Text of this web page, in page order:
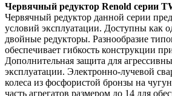
Червячный редуктор Renold серии
Червячный редуктор данной серии
условий эксплуатации. Доступны как
двойные редукторы. Разнообразие
обеспечивает гибкость конструкции
Дополнительная защита для
эксплуатации. Электронно-лучевой
колеса из фосфористой бронзы на
часть агрегатов размером до 14 для